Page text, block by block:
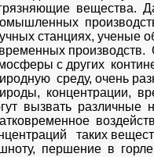
вещества.
станциях, ученые
производств.
с других
среду, очень
концентрации,
вызвать  различные
таких
першение  в